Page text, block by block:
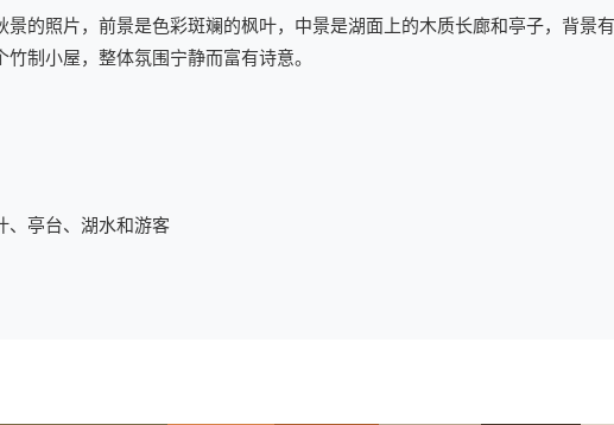
景的照片，前景是色彩斑斓的枫叶，中景是湖面上的木质长廊和亭子，背景有
制小屋，整体氛围宁静而富有诗意。
、亭台、湖水和游客